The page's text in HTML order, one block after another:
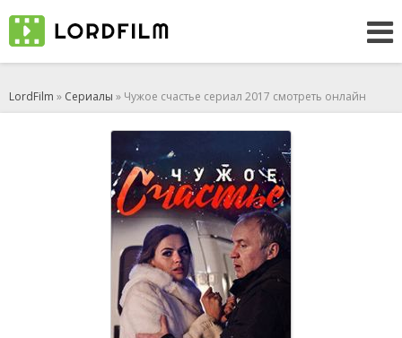
LordFilm » Сериалы » Чужое счастье сериал 2017 смотреть онлайн